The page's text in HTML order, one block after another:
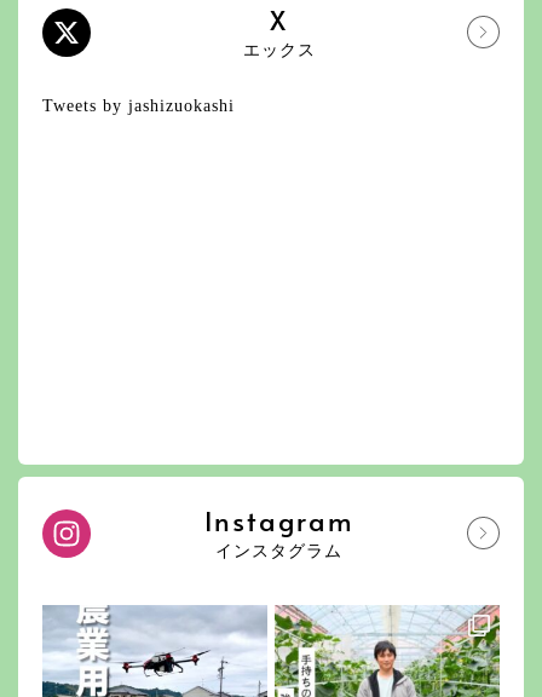
X
エックス
Tweets by jashizuokashi
Instagram
インスタグラム